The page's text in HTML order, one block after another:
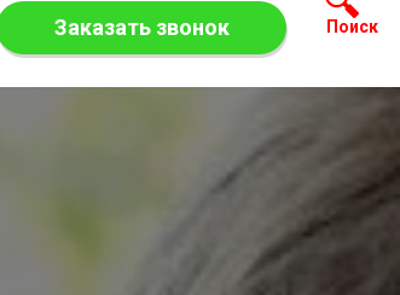
Заказать звонок Поиск